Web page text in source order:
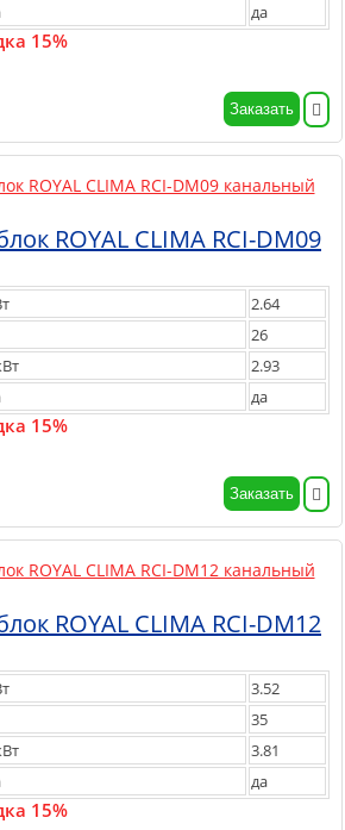
да
15%
Заказать
ROYAL CLIMA RCI-DM09
2.64
26
2.93
да
15%
Заказать
ROYAL CLIMA RCI-DM12
3.52
35
3.81
да
15%